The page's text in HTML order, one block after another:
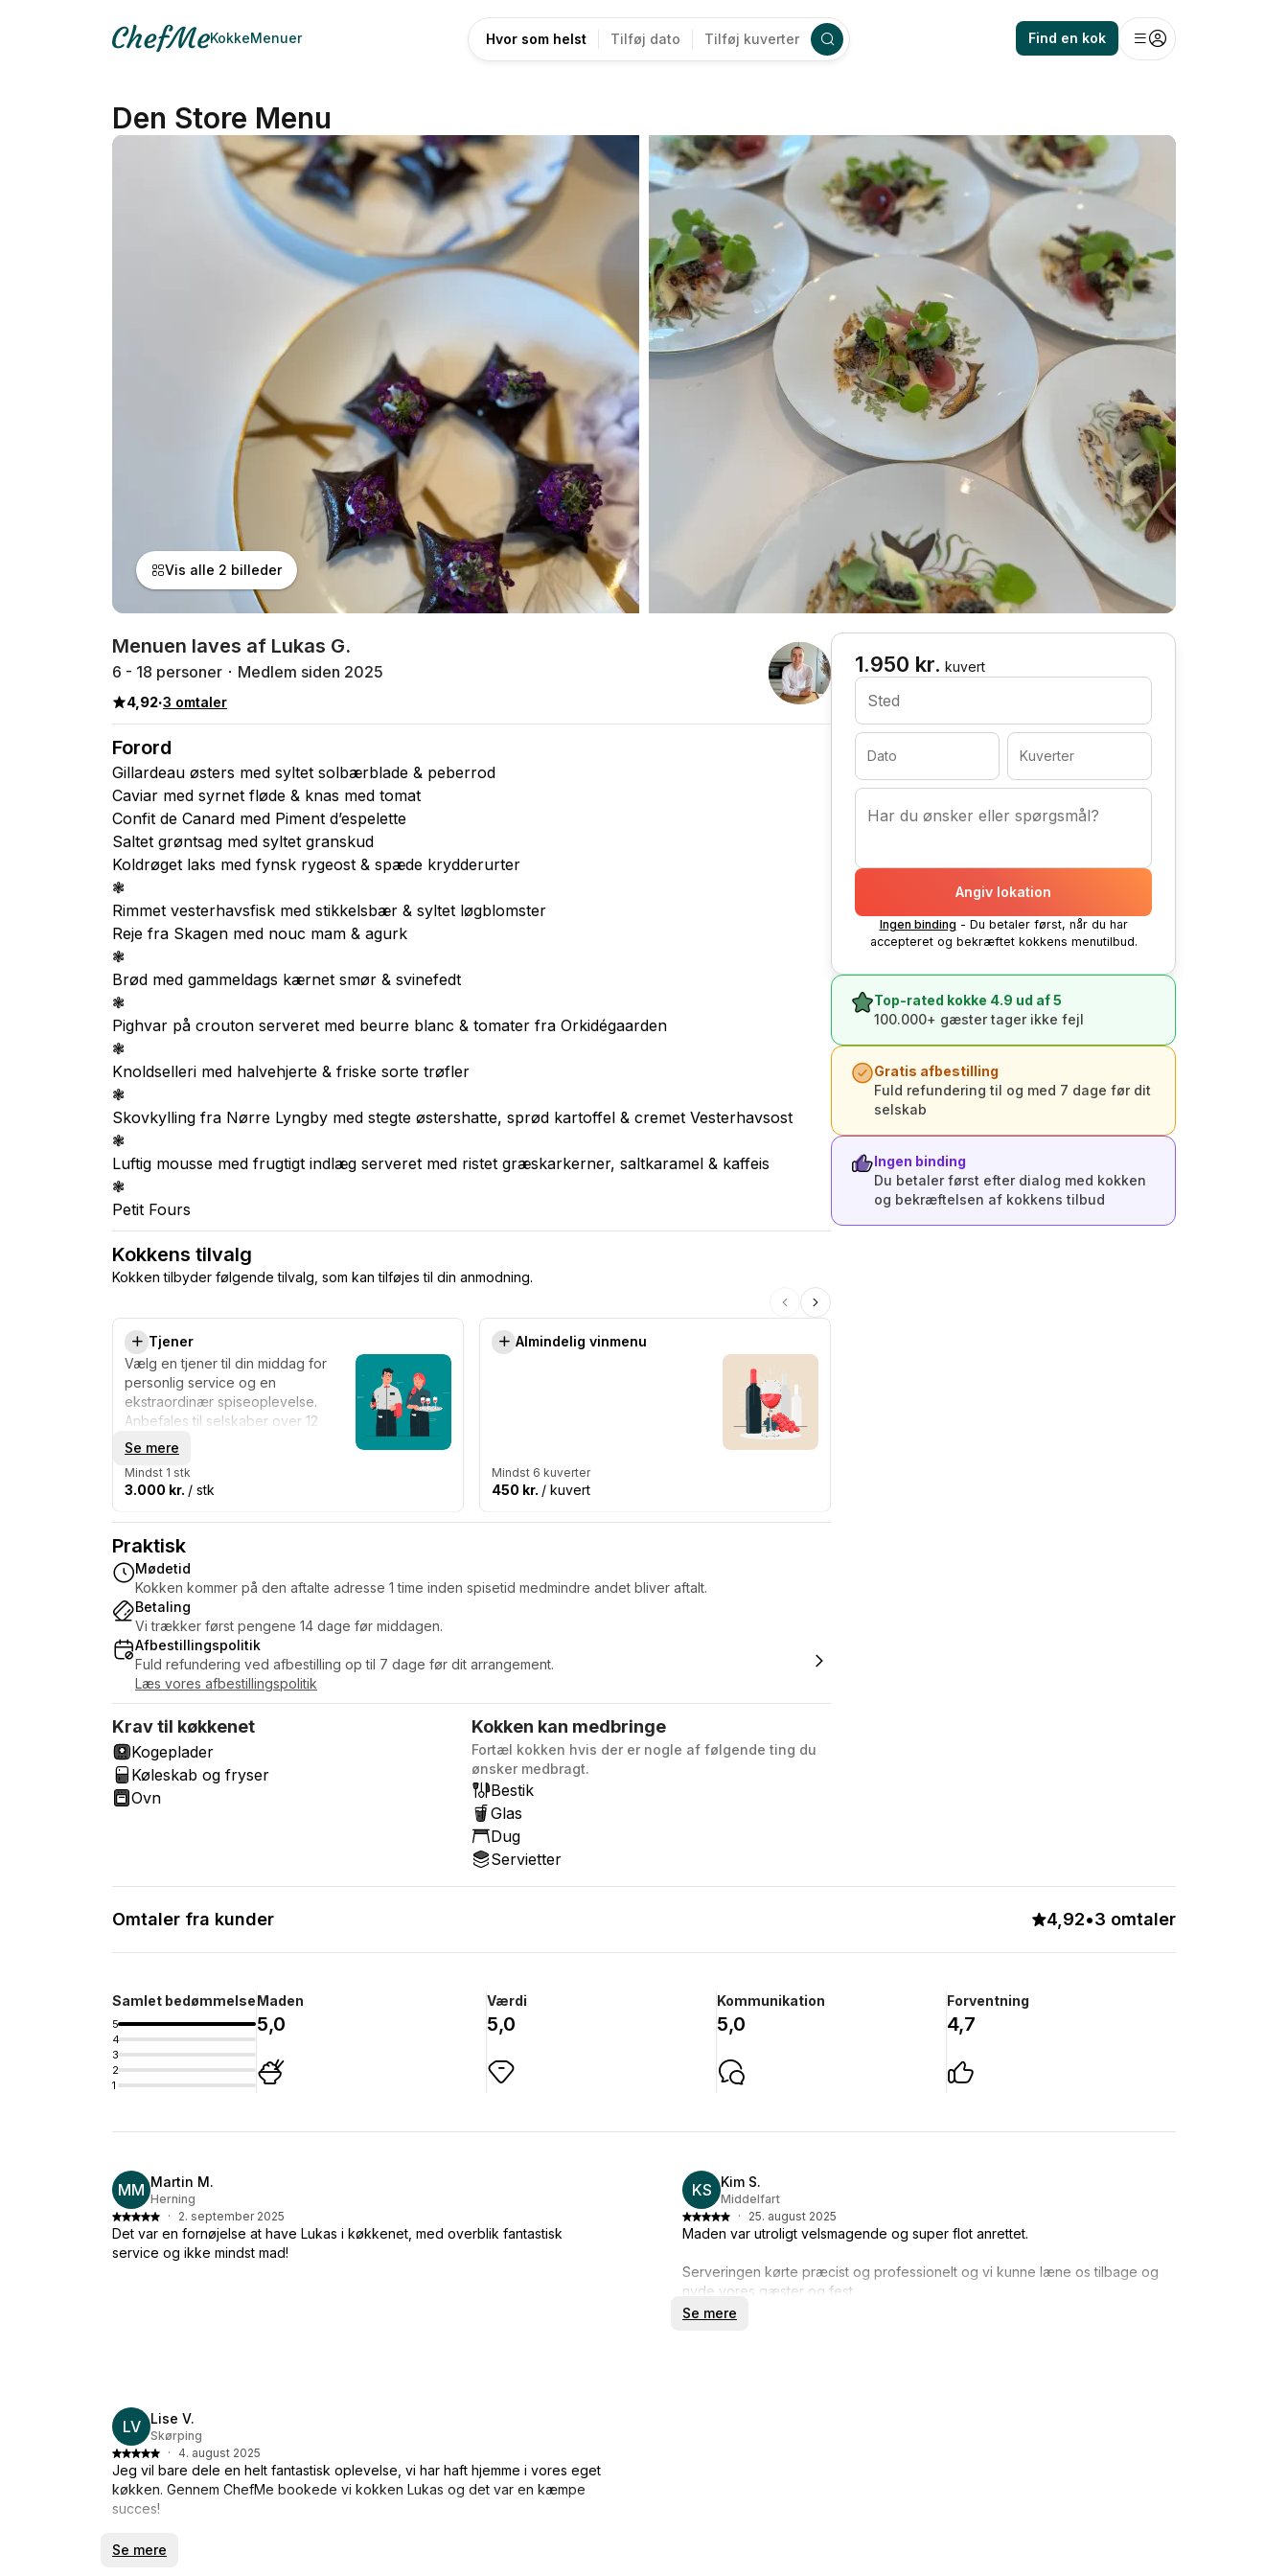
KokkeMenuer Hvor som helst Tilføj dato Tilføj kuverter Find en kok
Den Store Menu
Vis alle 2 billeder
Menuen laves af Lukas G.
6 - 18 personer Medlem siden 2025
4,92·3 omtaler
Forord
Gillardeau østers med syltet solbærblade & peberrod
Caviar med syrnet fløde & knas med tomat
Confit de Canard med Piment d’espelette
Saltet grøntsag med syltet granskud
Koldrøget laks med fynsk rygeost & spæde krydderurter
❃
Rimmet vesterhavsfisk med stikkelsbær & syltet løgblomster
Reje fra Skagen med nouc mam & agurk
❃
Brød med gammeldags kærnet smør & svinefedt
❃
Pighvar på crouton serveret med beurre blanc & tomater fra Orkidégaarden
❃
Knoldselleri med halvehjerte & friske sorte trøfler
❃
Skovkylling fra Nørre Lyngby med stegte østershatte, sprød kartoffel & cremet Vesterhavsost
❃
Luftig mousse med frugtigt indlæg serveret med ristet græskarkerner, saltkaramel & kaffeis
❃
Petit Fours
Kokkens tilvalg
Kokken tilbyder følgende tilvalg, som kan tilføjes til din anmodning.
Tjener
Vælg en tjener til din middag for
personlig service og en
ekstraordinær spiseoplevelse.
Anbefales til selskaber over 12
personer.
Se mere
Mindst 1 stk
3.000 kr. / stk
Almindelig vinmenu
Mindst 6 kuverter
450 kr. / kuvert
Praktisk
Mødetid
Kokken kommer på den aftalte adresse 1 time inden spisetid medmindre andet bliver aftalt.
Betaling
Vi trækker først pengene 14 dage før middagen.
Afbestillingspolitik
Fuld refundering ved afbestilling op til 7 dage før dit arrangement.
Læs vores afbestillingspolitik
Krav til køkkenet
Kogeplader
Køleskab og fryser
Ovn
Kokken kan medbringe
Fortæl kokken hvis der er nogle af følgende ting du
ønsker medbragt.
Bestik
Glas
Dug
Servietter
1.950 kr. kuvert
Sted
Dato Kuverter
Har du ønsker eller spørgsmål?
Angiv lokation
Ingen binding - Du betaler først, når du har
accepteret og bekræftet kokkens menutilbud.
Top-rated kokke 4.9 ud af 5
100.000+ gæster tager ikke fejl
Gratis afbestilling
Fuld refundering til og med 7 dage før dit
selskab
Ingen binding
Du betaler først efter dialog med kokken
og bekræftelsen af kokkens tilbud
Omtaler fra kunder 4,92•3 omtaler
Samlet bedømmelse
5
4
3
2
1
Maden
5,0
Værdi
5,0
Kommunikation
5,0
Forventning
4,7
MM Martin M.
Herning
·
2. september 2025
Det var en fornøjelse at have Lukas i køkkenet, med overblik fantastisk
service og ikke mindst mad!
KS Kim S.
Middelfart
·
25. august 2025
Maden var utroligt velsmagende og super flot anrettet.
Serveringen kørte præcist og professionelt og vi kunne læne os tilbage og
nyde vores gæster og fest.
Se mere
LV Lise V.
Skørping
·
4. august 2025
Jeg vil bare dele en helt fantastisk oplevelse, vi har haft hjemme i vores eget
køkken. Gennem ChefMe bookede vi kokken Lukas og det var en kæmpe
succes!
Lukas kom hjem til os og serverede den lækreste mad for min familie og mig.
Se mere